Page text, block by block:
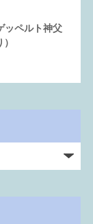
ッペルト神父